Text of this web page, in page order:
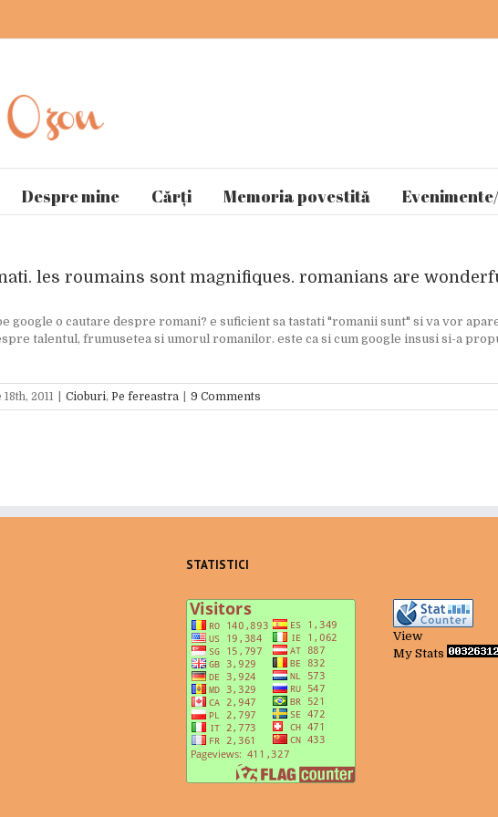
Despre mine Cărți Memoria povestită
les roumains sont magnifiques. romanians are
google o cautare despre romani? e suficient sa tastati "romanii sunt" si va vor
talentul, frumusetea si umorul romanilor. este ca si cum google insusi si-a
2011 Cioburi, Pe fereastra 9 Comments
STATISTICI
View
My Stats